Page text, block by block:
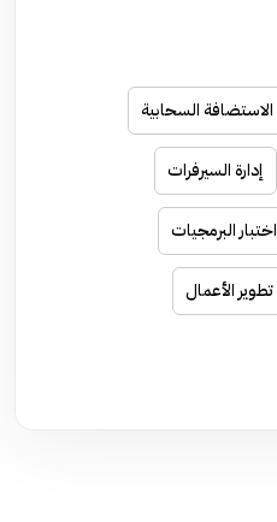
الاستضافة السحابية
إدارة السيرفرات
اختبار البرمجيات
تطوير الأعمال